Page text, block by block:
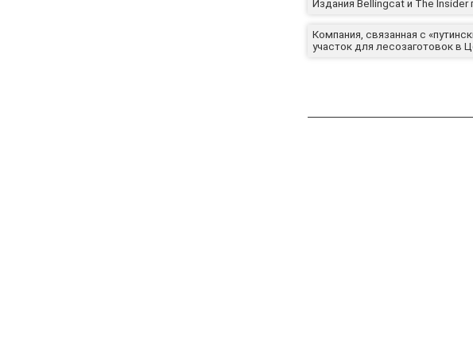
Издания Bellingcat и The
Компания, связанная с
участок для лесозаготовок в